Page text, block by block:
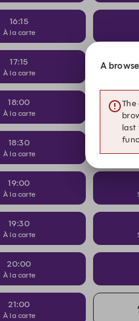
16:15
À la carte
17:15
À la carte
18:00
À la carte
18:30
À la carte
19:00
À la carte
19:30
À la carte
20:00
À la carte
21:00
À la carte
A
last